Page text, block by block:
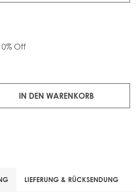
Off
IN DEN WARENKORB
LIEFERUNG & RÜCKSENDUNG